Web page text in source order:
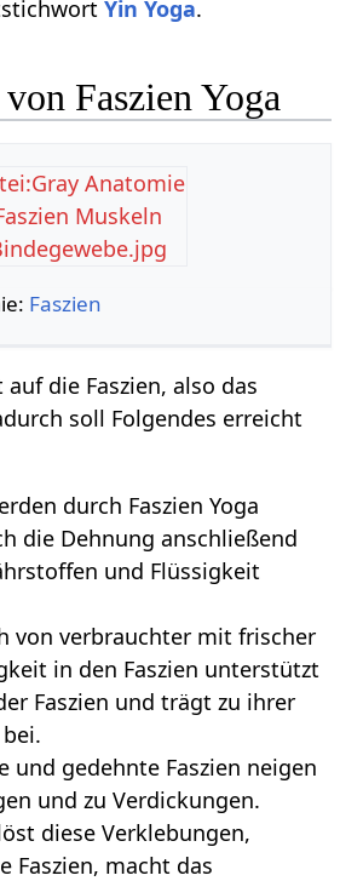
Yin Yoga.
Faszien Yoga
Anatomie
Muskeln
Faszien
auf die Faszien, also das
soll Folgendes erreicht
durch Faszien Yoga
die Dehnung anschließend
und Flüssigkeit
von verbrauchter mit frischer
in den Faszien unterstützt
Faszien und trägt zu ihrer
und gedehnte Faszien neigen
und zu Verdickungen.
diese Verklebungen,
Faszien, macht das